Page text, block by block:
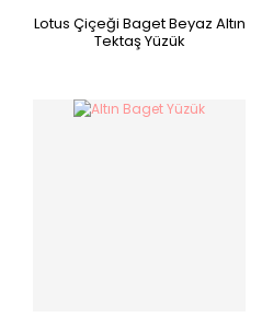
Lotus Çiçeği Baget Beyaz Altın
Tektaş Yüzük